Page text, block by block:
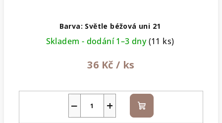
Barva: Světle béžová uni 21
Skladem - dodání 1–3 dny(11 ks)
36 Kč / ks
+
− Do
košíku